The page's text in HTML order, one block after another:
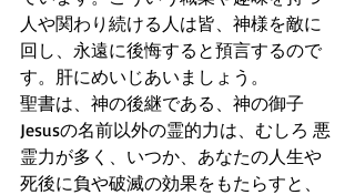
人や関わり続ける人は皆、神様を敵に
回し、永遠に後悔すると預言するので
す。肝にめいじあいましょう。
聖書は、神の後継である、神の御子
Jesusの名前以外の霊的力は、むしろ 悪
霊力が多く、いつか、あなたの人生や
死後に負や破滅の効果をもたらすと、